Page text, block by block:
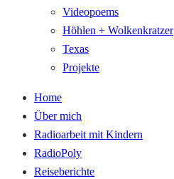
Videopoems
Höhlen + Wolkenkratzer
Texas
Projekte
Home
Über mich
Radioarbeit mit Kindern
RadioPoly
Reiseberichte